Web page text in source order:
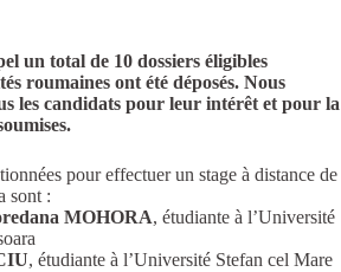
un total de 10 dossiers éligibles
roumaines ont été déposés. Nous
les candidats pour leur intérêt et pour la
pour effectuer un stage à distance de
sont :
MOHORA, étudiante à l’Université
, étudiante à l’Université Stefan cel Mare